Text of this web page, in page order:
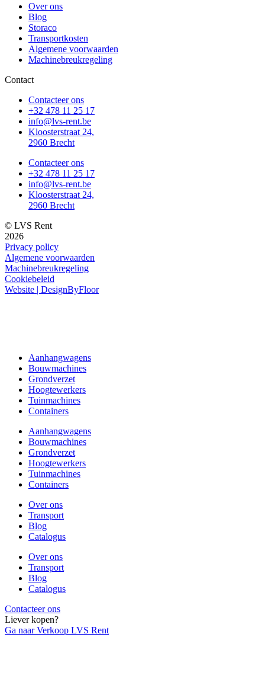
Over ons
Blog
Storaco
Transportkosten
Algemene voorwaarden
Machinebreukregeling
Contact
Contacteer ons
+32 478 11 25 17
info@lvs-rent.be
Kloosterstraat 24,
2960 Brecht
Contacteer ons
+32 478 11 25 17
info@lvs-rent.be
Kloosterstraat 24,
2960 Brecht
© LVS Rent
2026
Privacy policy
Algemene voorwaarden
Machinebreukregeling
Cookiebeleid
Website | DesignByFloor
Aanhangwagens
Bouwmachines
Grondverzet
Hoogtewerkers
Tuinmachines
Containers
Aanhangwagens
Bouwmachines
Grondverzet
Hoogtewerkers
Tuinmachines
Containers
Over ons
Transport
Blog
Catalogus
Over ons
Transport
Blog
Catalogus
Contacteer ons
Liever kopen?
Ga naar Verkoop LVS Rent